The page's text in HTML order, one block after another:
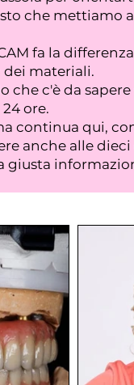
che
fa la
dei materiali.
c'è da
ore.
continua qui,
anche alle dieci
giusta